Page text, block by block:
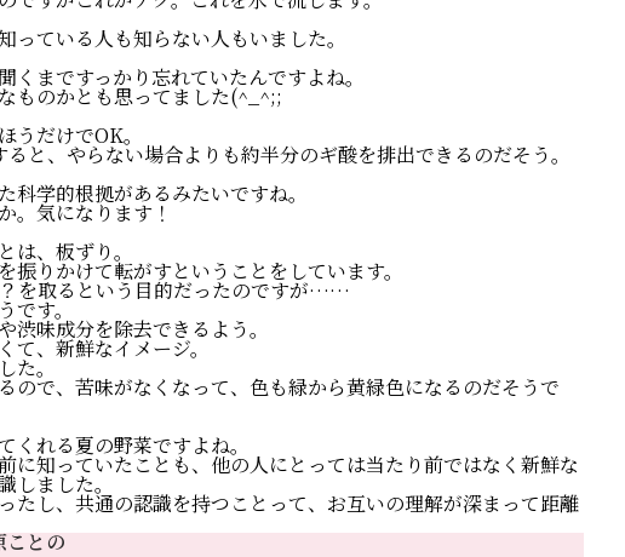
書いて編集する
癒しのデジサポ
ている人も知らない人もいました。
まですっかり忘れていたんですよね。
ものかとも思ってました(^_^;;
うだけでOK。
と、やらない場合よりも約半分のギ酸を排出できるのだそう。
学的根拠があるみたいですね。
。気になります！
、板ずり。
りかけて転がすということをしています。
を取るという目的だったのですが……
す。
味成分を除去できるよう。
、新鮮なイメージ。
た。
ので、苦味がなくなって、色も緑から黄緑色になるのだそうで
れる夏の野菜ですよね。
に知っていたことも、他の人にとっては当たり前ではなく新鮮な
ました。
たし、共通の認識を持つことって、お互いの理解が深まって距離
ことの